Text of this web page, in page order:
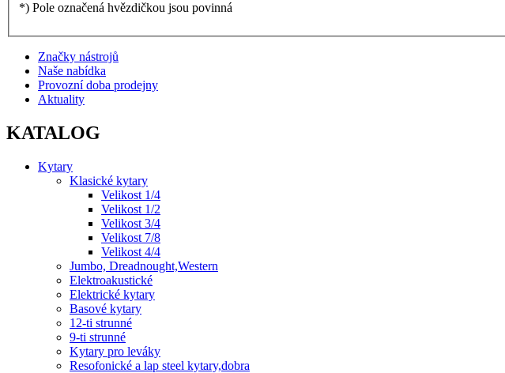
*) Pole označená hvězdičkou jsou povinná
Značky nástrojů
Naše nabídka
Provozní doba prodejny
Aktuality
KATALOG
Kytary
Klasické kytary
Velikost 1/4
Velikost 1/2
Velikost 3/4
Velikost 7/8
Velikost 4/4
Jumbo, Dreadnought,Western
Elektroakustické
Elektrické kytary
Basové kytary
12-ti strunné
9-ti strunné
Kytary pro leváky
Resofonické a lap steel kytary,dobra